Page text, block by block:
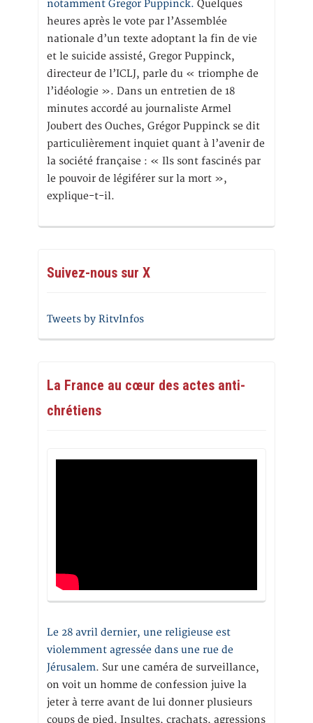
notamment Gregor Puppinck. Quelques
heures après le vote par l’Assemblée
nationale d’un texte adoptant la fin de vie
et le suicide assisté, Gregor Puppinck,
directeur de l’ICLJ, parle du « triomphe de
l’idéologie ». Dans un entretien de 18
minutes accordé au journaliste Armel
Joubert des Ouches, Grégor Puppinck se dit
particulièrement inquiet quant à l’avenir de
la société française : « Ils sont fascinés par
le pouvoir de légiférer sur la mort »,
explique-t-il.
Suivez-nous sur X
Tweets by RitvInfos
La France au cœur des actes anti-
chrétiens
Le 28 avril dernier, une religieuse est
violemment agressée dans une rue de
Jérusalem. Sur une caméra de surveillance,
on voit un homme de confession juive la
jeter à terre avant de lui donner plusieurs
coups de pied. Insultes, crachats, agressions